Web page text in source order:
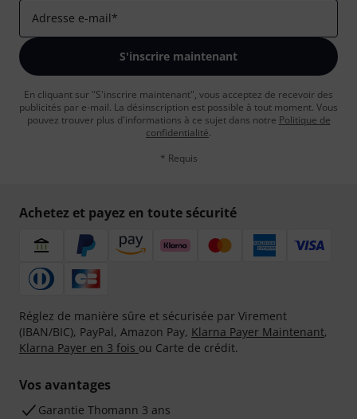
Adresse e-mail*
S'inscrire maintenant
En cliquant sur "S'inscrire maintenant", vous acceptez de recevoir des
publicités par e-mail. La désinscription est possible à tout moment. Vous
pouvez trouver plus d'informations à ce sujet dans notre Politique de
confidentialité.
* Requis
Achetez et payez en toute sécurité
Réglez de manière sûre et sécurisée par Virement
(IBAN/BIC), PayPal, Amazon Pay, Klarna Payer Maintenant,
Klarna Payer en 3 fois ou Carte de crédit.
Vos avantages
Ga­ran­tie Thomann 3 ans